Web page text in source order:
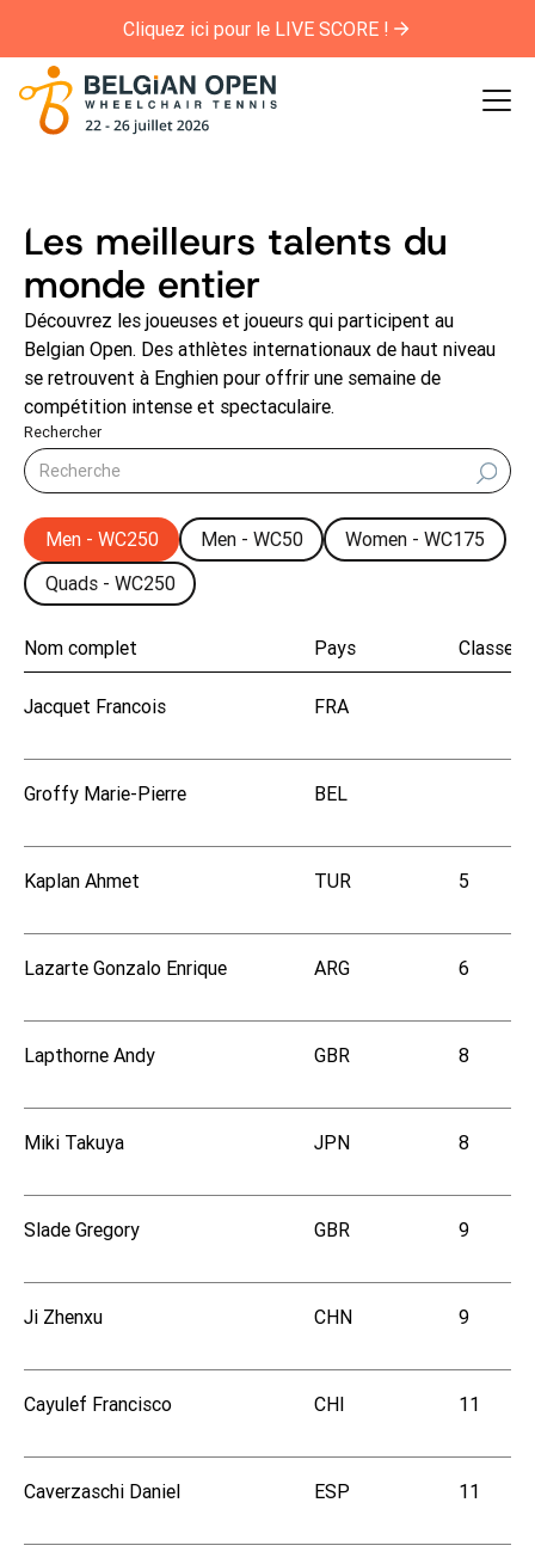
Cliquez ici pour le LIVE SCORE !
Les meilleurs talents du
monde entier
Découvrez les joueuses et joueurs qui participent au
Belgian Open. Des athlètes internationaux de haut niveau
se retrouvent à Enghien pour offrir une semaine de
compétition intense et spectaculaire.
Rechercher
Men - WC250 Men - WC50
Women - WC175
Quads - WC250
Nom complet Pays
Jacquet Francois FRA
Groffy Marie-Pierre BEL
Kaplan Ahmet TUR 5
Lazarte Gonzalo Enrique ARG 6
Lapthorne Andy GBR 8
Miki Takuya JPN 8
Slade Gregory GBR 9
Ji Zhenxu CHN 9
Cayulef Francisco CHI 11
Caverzaschi Daniel ESP 11